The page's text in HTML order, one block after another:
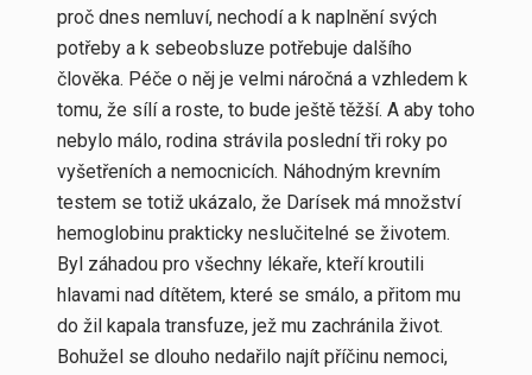
proč dnes nemluví, nechodí a k naplnění svých
potřeby a k sebeobsluze potřebuje dalšího
člověka. Péče o něj je velmi náročná a vzhledem k
tomu, že sílí a roste, to bude ještě těžší. A aby toho
nebylo málo, rodina strávila poslední tři roky po
vyšetřeních a nemocnicích. Náhodným krevním
testem se totiž ukázalo, že Darísek má množství
hemoglobinu prakticky neslučitelné se životem.
Byl záhadou pro všechny lékaře, kteří kroutili
hlavami nad dítětem, které se smálo, a přitom mu
do žil kapala transfuze, jež mu zachránila život.
Bohužel se dlouho nedařilo najít příčinu nemoci,